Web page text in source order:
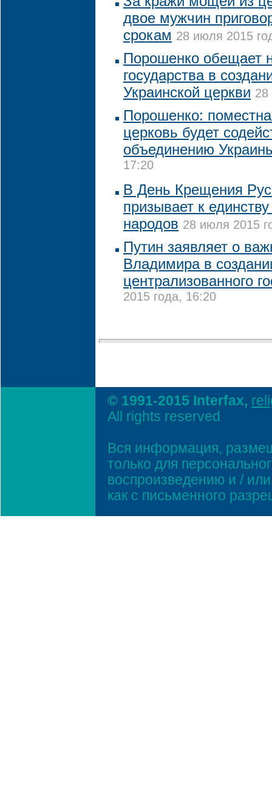
двое мужчин
срокам 28 июля 2015
Порошенко обещает
государства в
Украинской церкви 28
Порошенко:
церковь будет
объединению
17:20
В День Крещения
призывает к
народов 28 июля 2015
Путин заявляет о
Владимира в
централизованного
2015 года, 16:20
© 1991-2015 Interfax,
All rights reserved
Вся информация,
только для
воспроизведению и /
как с письменного